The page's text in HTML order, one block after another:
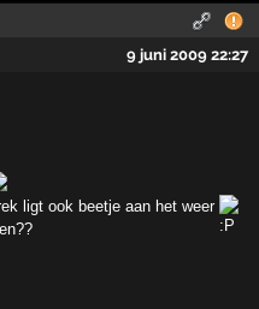
9 juni 2009 22:27
ligt ook beetje aan het weer